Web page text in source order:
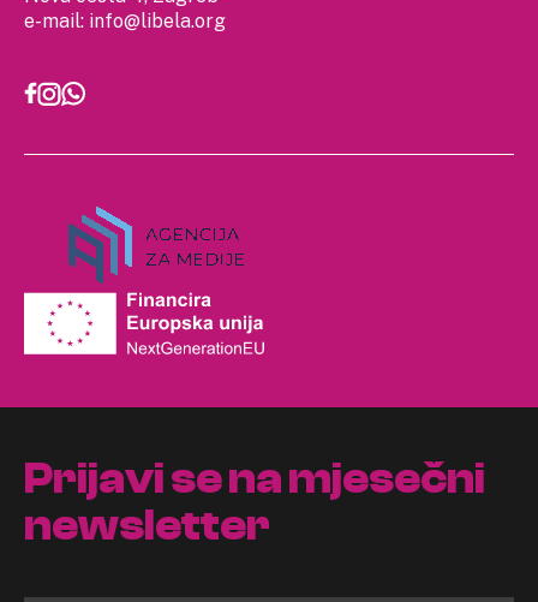
e-mail: info@libela.org
Prijavi se na mjesečni
newsletter